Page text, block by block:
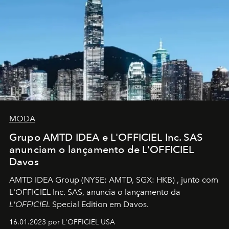
MODA
Grupo AMTD IDEA e L'OFFICIEL Inc. SAS
anunciam o lançamento de L'OFFICIEL
Davos
AMTD IDEA Group (NYSE: AMTD, SGX: HKB) , junto com
L'OFFICIEL Inc. SAS, anuncia o lançamento da
L'OFFICIEL Special Edition em Davos.
16.01.2023 por L'OFFICIEL USA